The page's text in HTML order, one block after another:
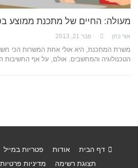
מעולה: החיים של מתכנת ממוצע
אור כהן פבר 21, 2013
משרת המתכנת, היא אולי אחת המשרות הכי
הטכנולוגיה והמחשבים. אולם, על אף החשיבות
דף הבית אודות פטריות במייל
תצוגת רשימה
מדיניות פרטיות